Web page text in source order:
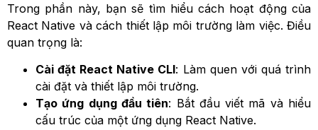
Trong phần này, bạn sẽ tìm hiểu cách hoạt động của
React Native và cách thiết lập môi trường làm việc. Điều
quan trọng là:
Cài đặt React Native CLI: Làm quen với quá trình
cài đặt và thiết lập môi trường.
Tạo ứng dụng đầu tiên: Bắt đầu viết mã và hiểu
cấu trúc của một ứng dụng React Native.